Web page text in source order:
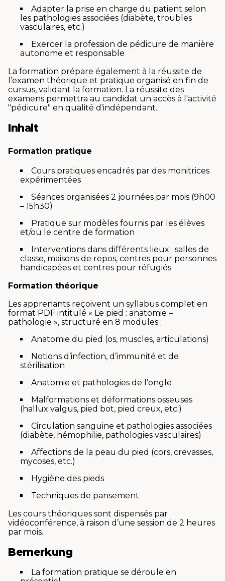
Adapter la prise en charge du patient selon
les pathologies associées (diabète, troubles
vasculaires, etc.)
Exercer la profession de pédicure de manière
autonome et responsable
La formation prépare également à la réussite de
l’examen théorique et pratique organisé en fin de
cursus, validant la formation. La réussite des
examens permettra au candidat un accès à l'activité
"pédicure" en qualité d'indépendant.
Inhalt
Formation pratique
Cours pratiques encadrés par des monitrices
expérimentées
Séances organisées 2 journées par mois (9h00
– 15h30)
Pratique sur modèles fournis par les élèves
et/ou le centre de formation
Interventions dans différents lieux : salles de
classe, maisons de repos, centres pour personnes
handicapées et centres pour réfugiés
Formation théorique
Les apprenants reçoivent un syllabus complet en
format PDF intitulé « Le pied : anatomie –
pathologie », structuré en 8 modules :
Anatomie du pied (os, muscles, articulations)
Notions d’infection, d’immunité et de
stérilisation
Anatomie et pathologies de l’ongle
Malformations et déformations osseuses
(hallux valgus, pied bot, pied creux, etc.)
Circulation sanguine et pathologies associées
(diabète, hémophilie, pathologies vasculaires)
Affections de la peau du pied (cors, crevasses,
mycoses, etc.)
Hygiène des pieds
Techniques de pansement
Les cours théoriques sont dispensés par
vidéoconférence, à raison d’une session de 2 heures
par mois.
Bemerkung
La formation pratique se déroule en